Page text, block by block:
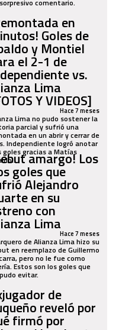
comentario.
en
Goles de
y Montiel
el 2-1 de
vs.
Lima
Y VIDEOS]
Hace 7 meses
Lima no pudo sostener la
parcial y sufrió una
en un abrir y cerrar de
Independiente logró anotar
goles gracias a Matías
amargo! Los
goles que
Alejandro
en su
con
LimaHace 7 meses
de Alianza Lima hizo su
en reemplazo de Guillermo
pero no le fue como
Estos son los goles que
evitar.
de
reveló por
firmó por